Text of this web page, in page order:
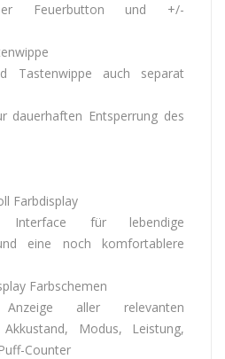
Feuerbutton und +/-
Tastenwippe auch separat
dauerhaften Entsperrung des
Farbdisplay
Interface für lebendige
eine noch komfortablere
Farbschemen
Anzeige aller relevanten
Modus, Leistung,
Counter